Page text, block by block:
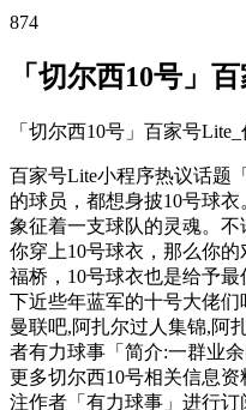
874
「切尔西10号」
「切尔西10号」百家号Lite_
百家号Lite小程序热议话题
的球员，都想身披10号球衣
象征着一支球队的灵魂。
你穿上10号球衣，那么你
福桥，10号球衣也是给予
下近些年蓝军的十号大佬
曼联吧,阿扎尔过人集锦,阿
者有力球事「简介:一群业
更多切尔西10号相关信息
注作者「有力球事」进行订